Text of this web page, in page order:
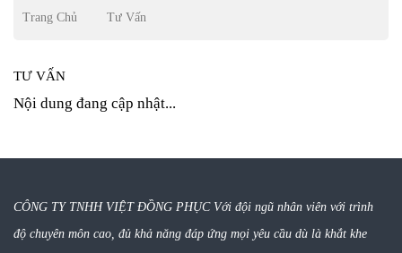
Trang Chủ Tư Vấn
TƯ VẤN
Nội dung đang cập nhật...
CÔNG TY TNHH VIỆT ĐỒNG PHỤC Với đội ngũ nhân viên với trình
độ chuyên môn cao, đủ khả năng đáp ứng mọi yêu cầu dù là khắt khe